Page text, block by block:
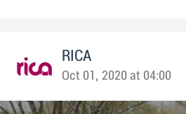
RICA
Oct 01, 2020 at 04:00